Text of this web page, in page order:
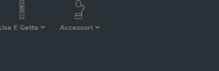
Usa E Getta Accessori